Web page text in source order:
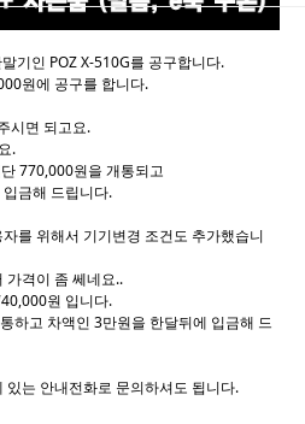
기인 POZ X-510G를 공구합니다.
원에 공구를 합니다.
시면 되고요.
.
770,000원을 개통되고
금해 드립니다.
를 위해서 기기변경 조건도 추가했습니
가격이 좀 쎄네요..
원 입니다.
하고 차액인 3만원을 한달뒤에 입금해 드
는 안내전화로 문의하셔도 됩니다.